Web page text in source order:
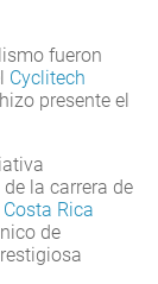
fueron
Cyclitech
presente el
la carrera de
Rica
de